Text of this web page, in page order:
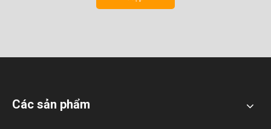
Các sản phẩm